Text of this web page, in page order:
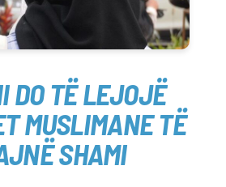
DO TË LEJOJË
MUSLIMANE TË
SHAMI